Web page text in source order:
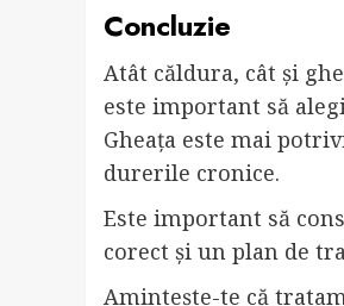
Concluzie
Atât căldura, cât și
este important să
Gheața este mai
durerile cronice.
Este important să
corect și un plan de
Amintește-te că